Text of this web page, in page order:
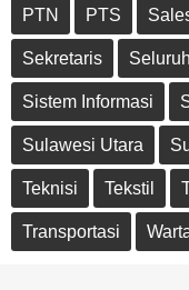
PTN PTS
Sekretaris
Sistem Informasi
Sulawesi Utara
Teknisi Tekstil
Transportasi